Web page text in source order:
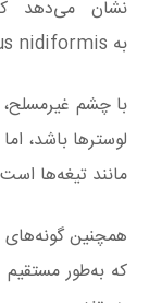
نشان می‌دهد
به Omphalotus nidiformis است.
لوسترها باشد،
مانند تیغه‌ها
که به‌طور